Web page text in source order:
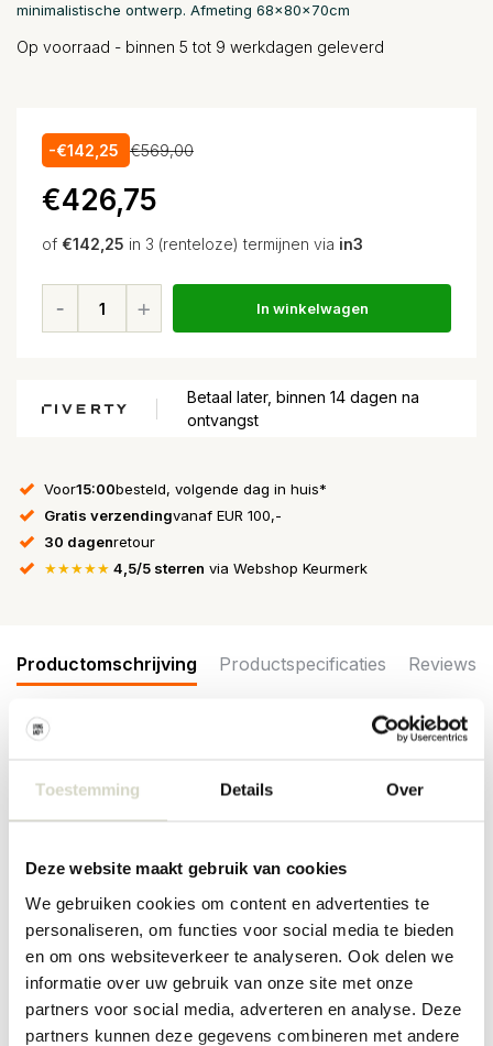
Toestemming Details Over
Deze website maakt gebruik van cookies
We gebruiken cookies om content en advertenties te
personaliseren, om functies voor social media te bieden
en om ons websiteverkeer te analyseren. Ook delen we
informatie over uw gebruik van onze site met onze
partners voor social media, adverteren en analyse. Deze
partners kunnen deze gegevens combineren met andere
minimalistische ontwerp. Afmeting 68x80x70cm
Op voorraad - binnen 5 tot 9 werkdagen geleverd
-€142,25 €569,00
€426,75
of €142,25 in 3 (renteloze) termijnen via in3
In winkelwagen
Betaal later, binnen 14 dagen na
ontvangst
Voor15:00besteld, volgende dag in huis*
Gratis verzendingvanaf EUR 100,-
30 dagenretour
★★★★★ 4,5/5 sterren via Webshop Keurmerk
Productomschrijving Productspecificaties Reviews
materiaal in een neutrale tint kleedt de stoel aan en benadrukt het
minimalistische ontwerp. Afmeting 68x80x70cm
Materiaal: hout, polyester
Kleur: naturel
Overige: max 110kg. zithoogte 43cm en zitdiepte 53cm
PRODUCTSPECIFICATIES
Artikelnummer 82065410